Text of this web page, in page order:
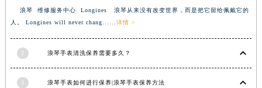
浪琴 维修服务中心 Longines 浪琴从来没有改变世界，而是把它留给佩戴它的
人。 Longines will never chang...... 详情 >
2 浪琴手表清洗保养需要多久？
3 浪琴手表如何进行保养|浪琴手表保养方法